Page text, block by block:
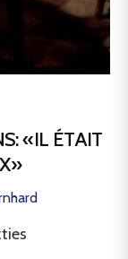
«IL ÉTAIT